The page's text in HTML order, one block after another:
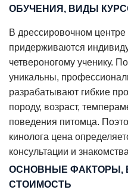
ОБУЧЕНИЯ, ВИДЫ
В дрессировочном
придерживаются
четвероногому ученику.
уникальны,
разрабатывают гибкие
породу, возраст,
поведения питомца.
кинолога цена
консультации и
ОСНОВНЫЕ ФАКТОРЫ,
СТОИМОСТЬ